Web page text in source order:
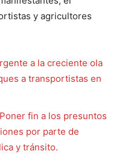
y agricultores
a la creciente ola
a transportistas en
fin a los presuntos
por parte de
y tránsito.